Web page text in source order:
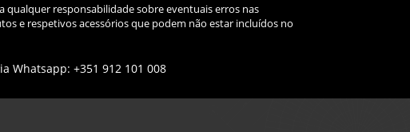
responsabilidade sobre eventuais erros nas
e respetivos acessórios que podem não estar incluídos no
Whatsapp: +351 912 101 008